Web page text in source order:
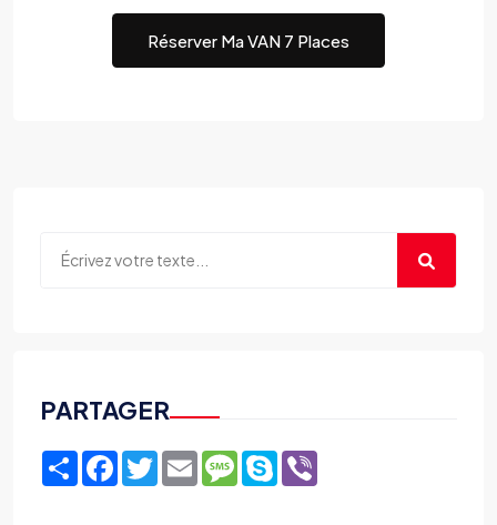
Réserver Ma VAN 7 Places
PARTAGER
ShareFacebook
TwitterEmailMessage
Skype